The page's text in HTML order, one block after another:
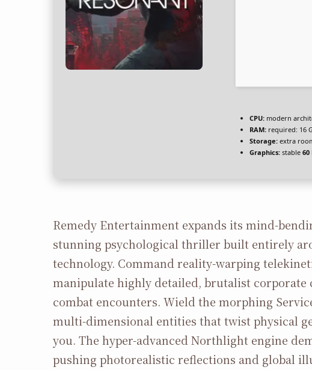
CPU: modern
RAM: required: 16
Storage: extra
Graphics: stable 60
Remedy Entertainment expands its mind-
stunning psychological thriller built entirely
technology. Command reality-warping
manipulate highly detailed, brutalist
combat encounters. Wield the morphing
multi-dimensional entities that twist physical
you. The hyper-advanced Northlight engine
pushing photorealistic reflections and global